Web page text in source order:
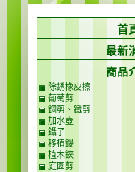
首
最新
商品
除銹橡皮擦
葡萄剪
鋼剪、鐵剪
加水壺
鑷子
移植鏝
植木鋏
庭園剪